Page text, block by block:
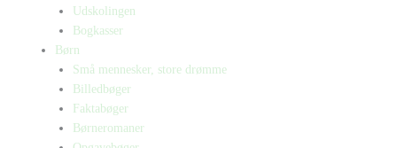
Udskolingen
Bogkasser
Børn
Små mennesker, store drømme
Billedbøger
Faktabøger
Børneromaner